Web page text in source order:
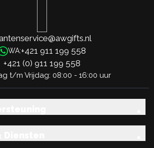
WA:+421 911 199 558
+421 (0) 911 199 558
t/m Vrijdag: 08:00 - 16:00 uur